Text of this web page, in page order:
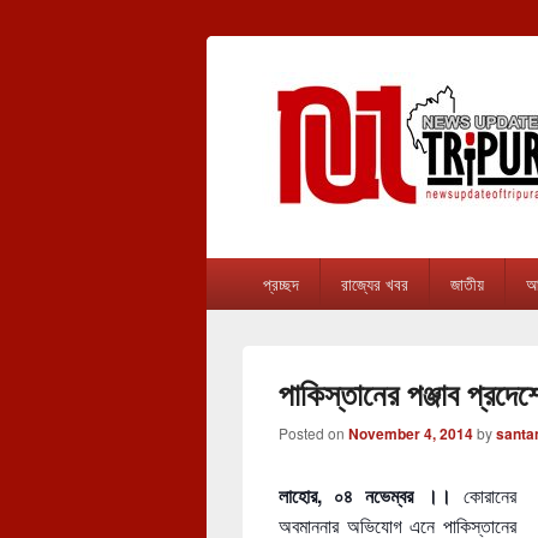
প্রচ্ছদ রাজ্যের খবর জাতীয়
পাকিস্তানের পঞ্জাব
Posted on November 4, 2014by
লাহোর, ০৪ নভেম্বর ।। কোরানের
অবমাননার অভিযোগ এনে পাকিস্তানের